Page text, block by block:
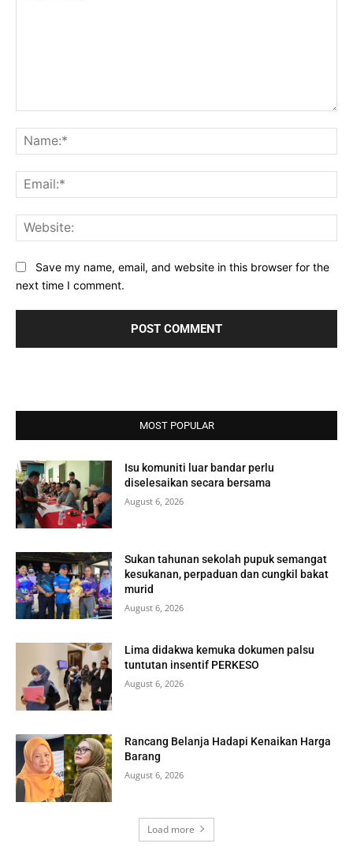
Save my name, email, and website in this browser for the
next time I comment.
MOST POPULAR
Isu komuniti luar bandar perlu
diselesaikan secara bersama
August 6, 2026
Sukan tahunan sekolah pupuk semangat
kesukanan, perpaduan dan cungkil bakat
murid
August 6, 2026
Lima didakwa kemuka dokumen palsu
tuntutan insentif PERKESO
August 6, 2026
Rancang Belanja Hadapi Kenaikan Harga
Barang
August 6, 2026
Load more